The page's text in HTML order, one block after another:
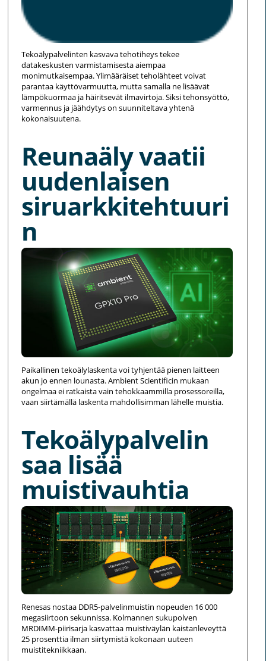
Tekoälypalvelinten kasvava tehotiheys tekee
datakeskusten varmistamisesta aiempaa
monimutkaisempaa. Ylimääräiset teholähteet voivat
parantaa käyttövarmuutta, mutta samalla ne lisäävät
lämpökuormaa ja häiritsevät ilmavirtoja. Siksi tehonsyöttö,
varmennus ja jäähdytys on suunniteltava yhtenä
kokonaisuutena.
Reunaäly vaatii
uudenlaisen
siruarkkitehtuuri
n
Paikallinen tekoälylaskenta voi tyhjentää pienen laitteen
akun jo ennen lounasta. Ambient Scientificin mukaan
ongelmaa ei ratkaista vain tehokkaammilla prosessoreilla,
vaan siirtämällä laskenta mahdollisimman lähelle muistia.
Tekoälypalvelin
saa lisää
muistivauhtia
Renesas nostaa DDR5-palvelinmuistin nopeuden 16 000
megasiirtoon sekunnissa. Kolmannen sukupolven
MRDIMM-piirisarja kasvattaa muistiväylän kaistanleveyttä
25 prosenttia ilman siirtymistä kokonaan uuteen
muistitekniikkaan.